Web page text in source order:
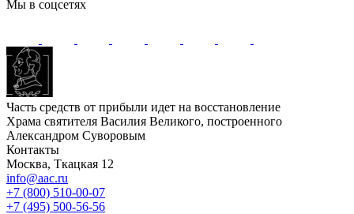
Мы в соцсетях
Часть средств от прибыли идет на восстановление
Храма святителя Василия Великого, построенного
Александром Суворовым
Контакты
Москва, Ткацкая 12
info@aac.ru
+7 (800) 510-00-07
+7 (495) 500-56-56